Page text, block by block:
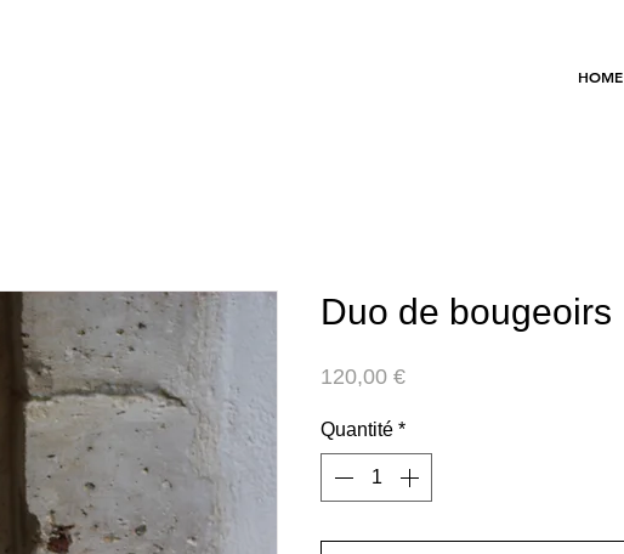
HOME
Duo de bougeoirs
120,00 €Prix
Quantité *